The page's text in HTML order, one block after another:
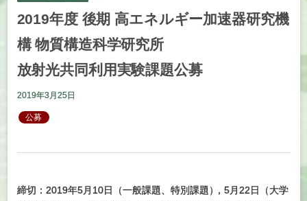
2019年度 後期 高エネルギー加速器研究機
構 物質構造科学研究所
放射光共同利用実験課題公募
2019年3月25日
公募
締切：2019年5月10日（一般課題、特別課題） ，5月22日（大学